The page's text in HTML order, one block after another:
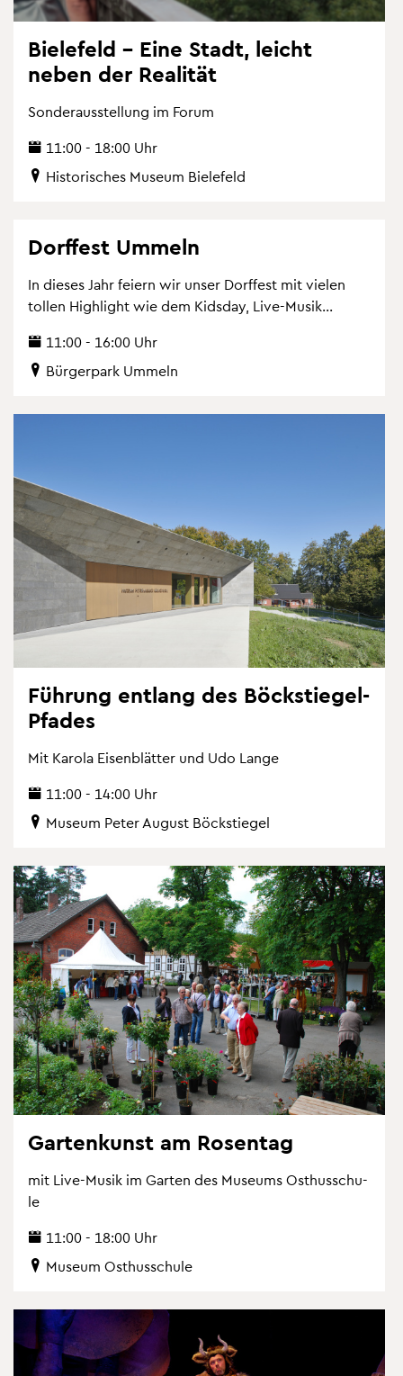
Bie­le­feld – Eine Stadt, leicht
neben der Rea­li­tät
Son­der­aus­stel­lung im Forum
11:00 - 18:00 Uhr
His­to­ri­sches Mu­se­um Bie­le­feld
Dorf­fest Um­meln
In die­ses Jahr fei­ern wir unser Dorf­fest mit vie­len
tol­len High­light wie dem Kids­day, Live-Musik...
11:00 - 16:00 Uhr
Bür­ger­park Um­meln
Füh­rung ent­lang des Böckstie­gel-
Pfa­des
Mit Ka­ro­la Ei­sen­blät­ter und Udo Lange
11:00 - 14:00 Uhr
Mu­se­um Peter Au­gust Böckstie­gel
Gar­ten­kunst am Ro­sen­tag
mit Live-Musik im Gar­ten des Mu­se­ums Osthus­schu­
le
11:00 - 18:00 Uhr
Mu­se­um Osthus­schu­le